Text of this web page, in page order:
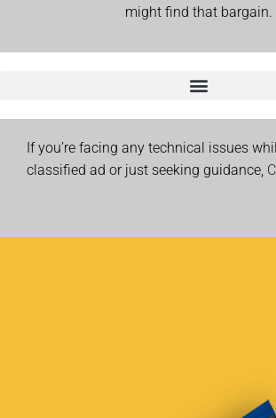
might find that bargain.
If you’re facing any technical issues
classified ad or just seeking guidance,